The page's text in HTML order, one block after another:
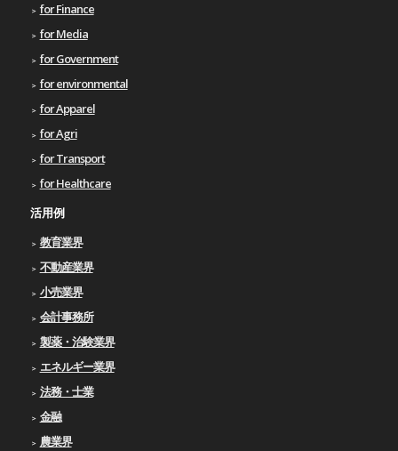
for Finance
for Media
for Government
for environmental
for Apparel
for Agri
for Transport
for Healthcare
活用例
教育業界
不動産業界
小売業界
会計事務所
製薬・治験業界
エネルギー業界
法務・士業
金融
農業界